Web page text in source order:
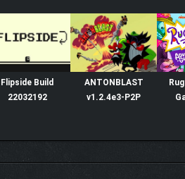
Flipside Build
22032192
ANTONBLAST
v1.2.4e3-P2P